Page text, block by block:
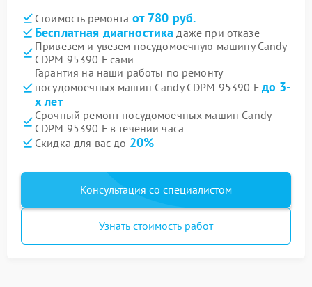
Стоимость ремонта от 780 руб.
Бесплатная диагностика даже при отказе
Привезем и увезем посудомоечную машину Candy
CDPM 95390 F сами
Гарантия на наши работы по ремонту
посудомоечных машин Candy CDPM 95390 F до 3-
х лет
Срочный ремонт посудомоечных машин Candy
CDPM 95390 F в течении часа
Скидка для вас до 20%
Консультация со специалистом
Узнать стоимость работ